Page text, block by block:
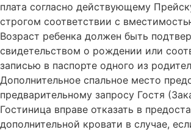
плата согласно действующему
строгом соответствии с
Возраст ребенка должен быть
свидетельством о рождении или
записью в паспорте одного из
Дополнительное спальное место
предварительному запросу Гостя
Гостиница вправе отказать в
дополнительной кровати в случае,